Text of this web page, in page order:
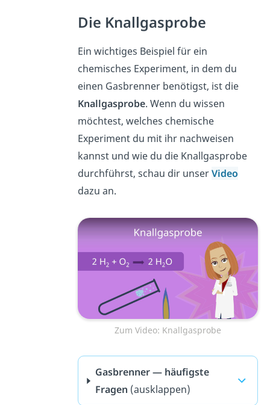
Die Knallgasprobe
Ein wichtiges Beispiel für ein
chemisches Experiment, in dem du
einen Gasbrenner benötigst, ist die
Knallgasprobe. Wenn du wissen
möchtest, welches chemische
Experiment du mit ihr nachweisen
kannst und wie du die Knallgasprobe
durchführst, schau dir unserVideo
dazu an.
Zum Video: Knallgasprobe
Gasbrenner — häufigste
Fragen (ausklappen)